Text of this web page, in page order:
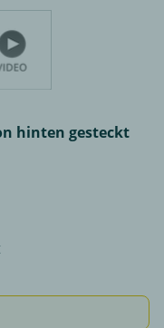
hinten gesteckt